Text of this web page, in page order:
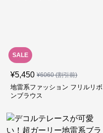
SALE
¥5,450 ¥6060(割引前)
地雷系ファッション フリルリボ
ンブラウス